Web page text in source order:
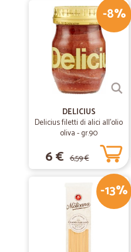
-8%
DELICIUS
Delicius filetti di alici all'olio
oliva - gr.90
6 € 6,59 €
-13%